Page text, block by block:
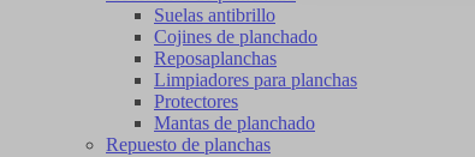
Suelas antibrillo
Cojines de planchado
Reposaplanchas
Limpiadores para planchas
Protectores
Mantas de planchado
Repuesto de planchas